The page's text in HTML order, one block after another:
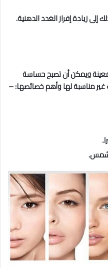
إلى زيادة إفراز الغدد الدهنية.
ويمكن أن تصبح حساسة
مناسبة لها وأهم خصائصها: –